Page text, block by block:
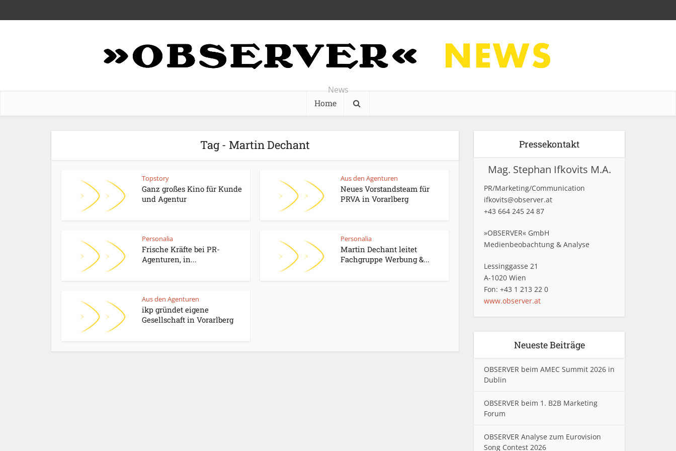
News
Home
Tag - Martin Dechant
Topstory
Ganz großes Kino für Kunde
und Agentur
Aus den Agenturen
Neues Vorstandsteam für
PRVA in Vorarlberg
Personalia
Frische Kräfte bei PR-
Agenturen, in...
Personalia
Martin Dechant leitet
Fachgruppe Werbung &...
Aus den Agenturen
ikp gründet eigene
Gesellschaft in Vorarlberg
Pressekontakt
Mag. Stephan Ifkovits M.A.
PR/Marketing/Communication
ifkovits@observer.at
+43 664 245 24 87
»OBSERVER« GmbH
Medienbeobachtung & Analyse
Lessinggasse 21
A-1020 Wien
Fon: +43 1 213 22 0
www.observer.at
Neueste Beiträge
OBSERVER beim AMEC Summit 2026 in
Dublin
OBSERVER beim 1. B2B Marketing
Forum
OBSERVER Analyse zum Eurovision
Song Contest 2026